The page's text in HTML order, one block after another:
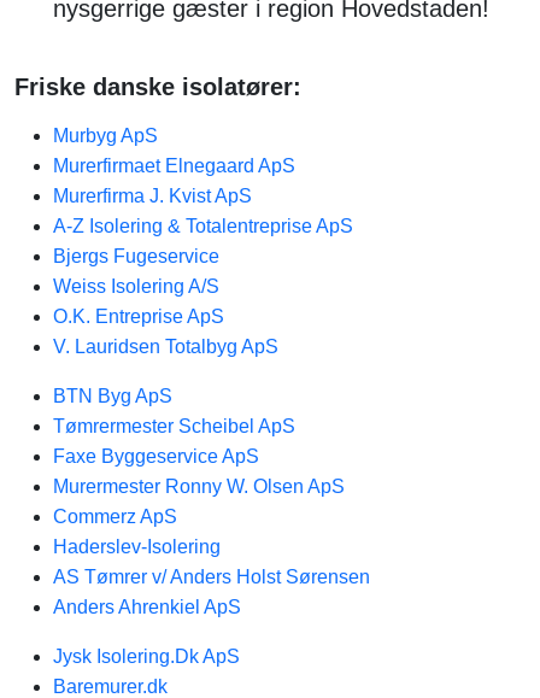
nysgerrige gæster i region Hovedstaden!
Friske danske isolatører:
Murbyg ApS
Murerfirmaet Elnegaard ApS
Murerfirma J. Kvist ApS
A-Z Isolering & Totalentreprise ApS
Bjergs Fugeservice
Weiss Isolering A/S
O.K. Entreprise ApS
V. Lauridsen Totalbyg ApS
BTN Byg ApS
Tømrermester Scheibel ApS
Faxe Byggeservice ApS
Murermester Ronny W. Olsen ApS
Commerz ApS
Haderslev-Isolering
AS Tømrer v/ Anders Holst Sørensen
Anders Ahrenkiel ApS
Jysk Isolering.Dk ApS
Baremurer.dk